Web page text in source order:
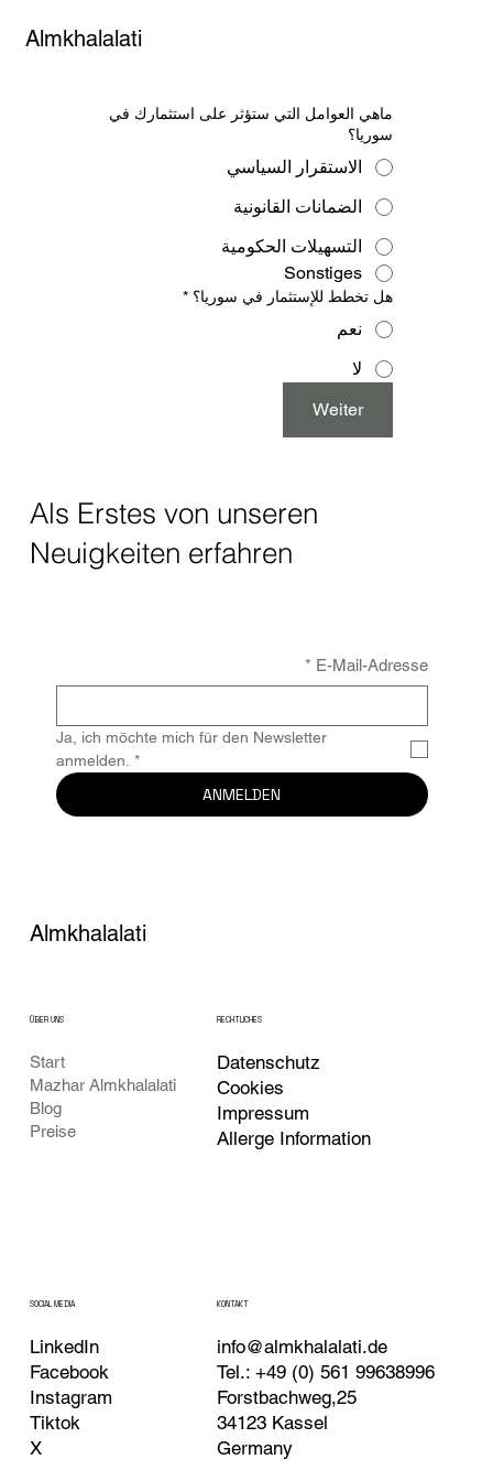
Almkhalalati
ماهي العوامل التي ستؤثر على استثمارك في
سوريا؟
الاستقرار السياسي
الضمانات القانونية
التسهيلات الحكومية
Sonstiges
هل تخطط للإستثمار في سوريا؟ *
نعم
لا
Weiter
Als Erstes von unseren
Neuigkeiten erfahren
E-Mail-Adresse
*
Ja, ich möchte mich für den Newsletter
anmelden. *
ANMELDEN
Almkhalalati
Start
Mazhar Almkhalalati
Blog
Preise
ÜBER UNS RECHTLICHES
Cookies
Datenschutz
Impressum
Allerge Information
SOCIAL MEDIA
LinkedIn
Facebook
Instagram
X
Tiktok
KONTAKT
info@almkhalalati.de
Tel.: +49 (0) 561 99638996
Forstbachweg,25
34123 Kassel
Germany